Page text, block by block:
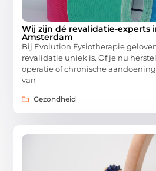
Wij zijn dé revalidatie-experts
Amsterdam
Bij Evolution Fysiotherapie
revalidatie uniek is. Of je nu
operatie of chronische
van
Gezondheid